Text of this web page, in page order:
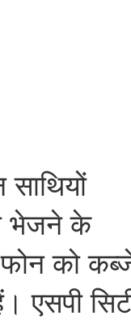
भेजने के
फोन को
एसपी